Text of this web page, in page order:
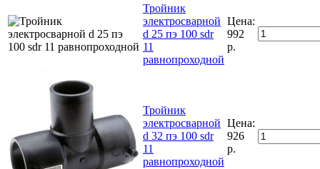
Тройник
электросварной
d 25 пэ 100 sdr
11
равнопроходной
Цена:
992
р.
Тройник
электросварной
d 32 пэ 100 sdr
11
равнопроходной
Цена:
926
р.